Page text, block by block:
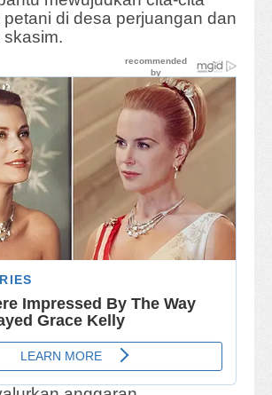
di desa perjuangan dan